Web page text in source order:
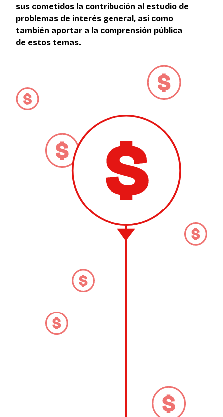
sus cometidos la contribución al estudio de
problemas de interés general, así como
también aportar a la comprensión pública
de estos temas.